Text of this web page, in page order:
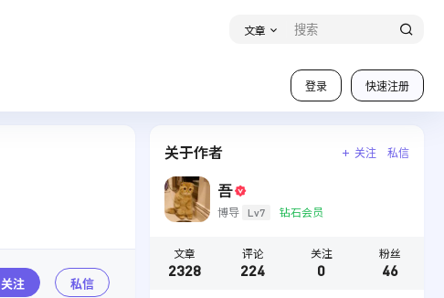
文章
登录 快速注册
关注 私信
关于作者 关注 私信
吾
博导 Lv7 钻石会员
文章
2328
评论
224
关注
0
粉丝
46